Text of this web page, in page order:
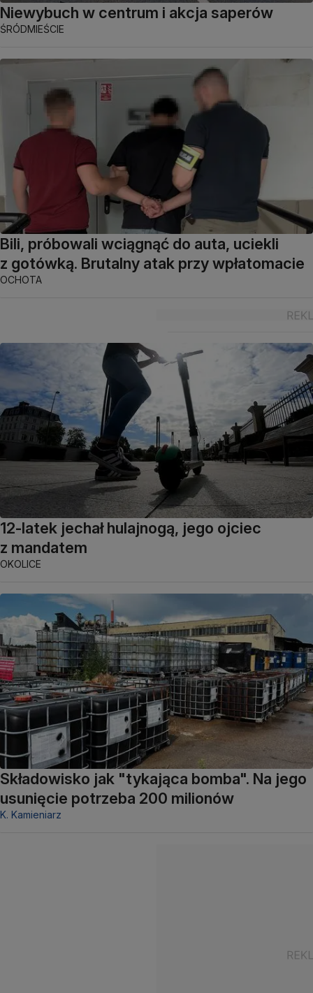
Niewybuch w centrum i akcja saperów
ŚRÓDMIEŚCIE
Bili, próbowali wciągnąć do auta, uciekli
z gotówką. Brutalny atak przy wpłatomacie
OCHOTA
12-latek jechał hulajnogą, jego ojciec
z mandatem
OKOLICE
Składowisko jak "tykająca bomba". Na jego
usunięcie potrzeba 200 milionów
K. Kamieniarz